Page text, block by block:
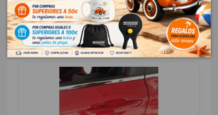
OEM:72750TLAA11
ID:1458795
48,00 € Sin IVA
58,08 € Con IVA